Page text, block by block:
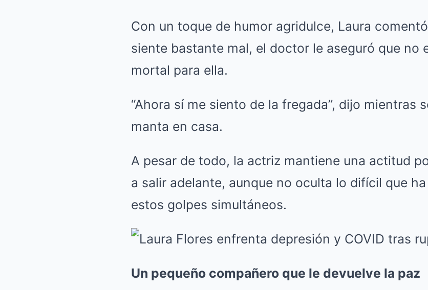
Con un toque de humor agridulce, Laura
siente bastante mal, el doctor le aseguró que no
mortal para ella.
“Ahora sí me siento de la fregada”, dijo mientras
manta en casa.
A pesar de todo, la actriz mantiene una actitud
a salir adelante, aunque no oculta lo difícil que
estos golpes simultáneos.
Un pequeño compañero que le devuelve la paz